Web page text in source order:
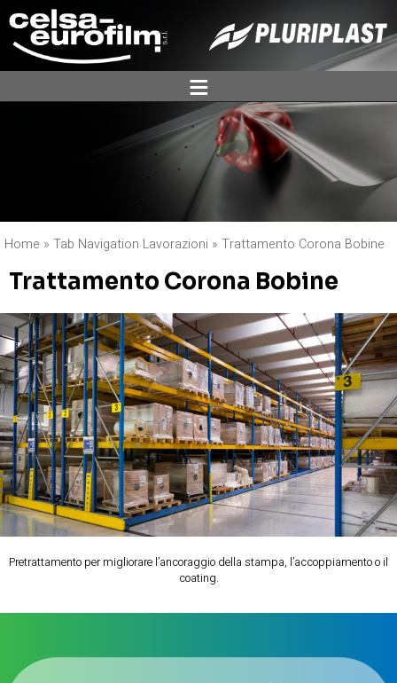
ĕ
Home » Tab Navigation Lavorazioni » Trattamento Corona Bobine
Trattamento Corona Bobine
Pretrattamento per migliorare l’ancoraggio della stampa, l’accoppiamento o il
coating.